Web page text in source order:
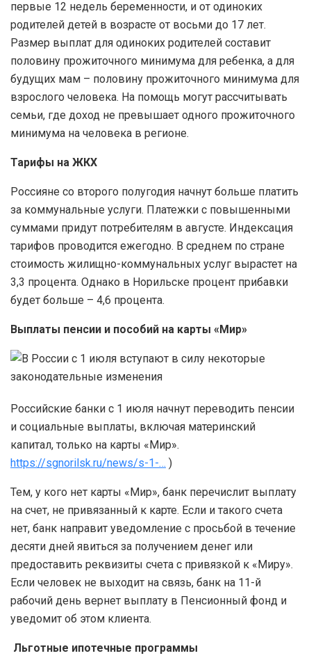
первые 12 недель беременности, и от одиноких
родителей детей в возрасте от восьми до 17 лет.
Размер выплат для одиноких родителей составит
половину прожиточного минимума для ребенка, а для
будущих мам – половину прожиточного минимума для
взрослого человека. На помощь могут рассчитывать
семьи, где доход не превышает одного прожиточного
минимума на человека в регионе.
Тарифы на ЖКХ
Россияне со второго полугодия начнут больше платить
за коммунальные услуги. Платежки с повышенными
суммами придут потребителям в августе. Индексация
тарифов проводится ежегодно. В среднем по стране
стоимость жилищно-коммунальных услуг вырастет на
3,3 процента. Однако в Норильске процент прибавки
будет больше – 4,6 процента.
Выплаты пенсии и пособий на карты «Мир»
Российские банки с 1 июля начнут переводить пенсии
и социальные выплаты, включая материнский
капитал, только на карты «Мир».
https://sgnorilsk.ru/news/s-1-… )
Тем, у кого нет карты «Мир», банк перечислит выплату
на счет, не привязанный к карте. Если и такого счета
нет, банк направит уведомление с просьбой в течение
десяти дней явиться за получением денег или
предоставить реквизиты счета с привязкой к «Миру».
Если человек не выходит на связь, банк на 11-й
рабочий день вернет выплату в Пенсионный фонд и
уведомит об этом клиента.
Льготные ипотечные программы